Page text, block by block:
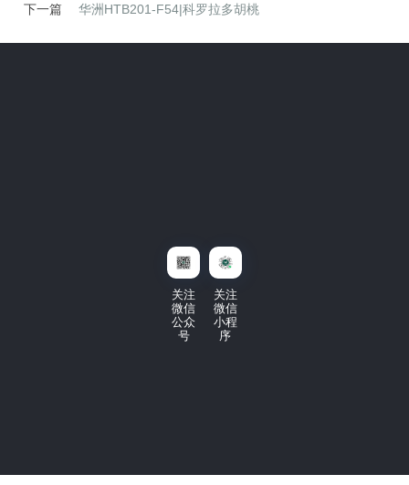
下一篇 华洲HTB201-F54|科罗拉多胡桃
关注
微信
公众
号
关注
微信
小程
序